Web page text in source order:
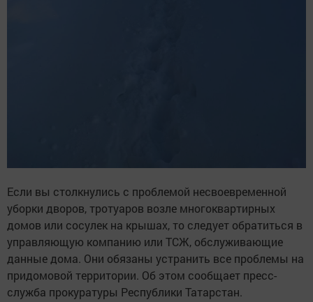
Если вы столкнулись с проблемой несвоевременной
уборки дворов, тротуаров возле многоквартирных
домов или сосулек на крышах, то следует обратиться в
управляющую компанию или ТСЖ, обслуживающие
данные дома. Они обязаны устранить все проблемы на
придомовой территории. Об этом сообщает пресс-
служба прокуратуры Республики Татарстан.